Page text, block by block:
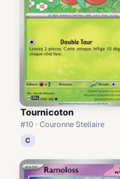
Tournicoton
#10 · Couronne Stellaire
C